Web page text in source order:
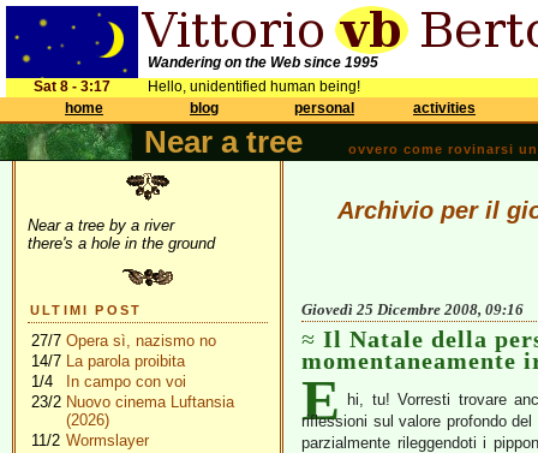
Wandering on the Web since 1995
Sat 8 - 3:17
Hello, unidentified human being!
home
blog personal activities
Near a tree ovvero come rovinarsi
Near a tree by a river
there's a hole in the ground
ULTIMI POST
27/7 Opera sì, nazismo no
14/7 La parola proibita
1/4
In campo con voi
23/2 Nuovo cinema Luftansia
(2026)
11/2 Wormslayer
Archivio per il
Giovedì 25 Dicembre 2008, 09:16
Il Natale della
momentaneamente
E
hi, tu! Vorresti trovare
riflessioni sul valore profondo del
parzialmente rileggendoti i